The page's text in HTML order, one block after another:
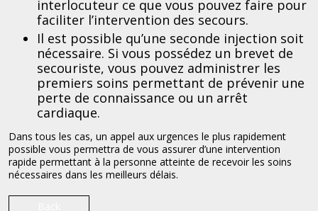
interlocuteur ce que vous pouvez faire pour
faciliter l’intervention des secours.
Il est possible qu’une seconde injection soit
nécessaire. Si vous possédez un brevet de
secouriste, vous pouvez administrer les
premiers soins permettant de prévenir une
perte de connaissance ou un arrêt
cardiaque.
Dans tous les cas, un appel aux urgences le plus rapidement
possible vous permettra de vous assurer d’une intervention
rapide permettant à la personne atteinte de recevoir les soins
nécessaires dans les meilleurs délais.